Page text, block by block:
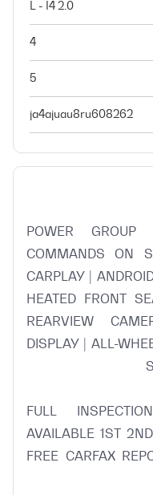
2.0 L - I4
4
5
ja4ajuau8ru608262
POWER
COMMANDS ON
CARPLAY |
HEATED FRONT
REARVIEW
DISPLAY | ALL-
FULL
AVAILABLE 1ST
FREE CARFAX